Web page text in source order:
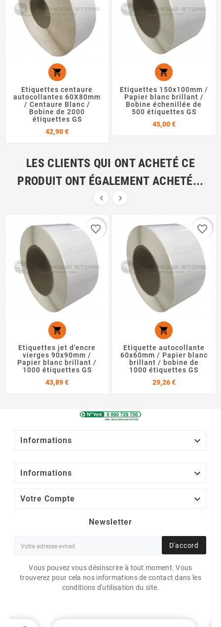

Etiquettes centaure
autocollantes 60X80mm
/ Centaure Blanc /
Bobine de 2000
étiquettes GS
42,90 €Prix

Etiquettes 150x100mm /
Papier blanc brillant /
Bobine échenillée de
500 étiquettes GS
45,00 €Prix
LES CLIENTS QUI ONT ACHETÉ CE
PRODUIT ONT ÉGALEMENT ACHETÉ...
 

Etiquettes jet d'encre
vierges 90x90mm /
Papier blanc brillant /
1000 étiquettes GS
43,89 €Prix
favorite_border

Etiquette autocollante
60x60mm / Papier blanc
brillant / bobine de
1000 étiquettes GS
29,26 €Prix
favorite_border
Informations 
Informations 
Votre Compte 
Newsletter
D'accord
Vous pouvez vous désinscrire à tout moment. Vous
trouverez pour cela nos informations de contact dans les
conditions d'utilisation du site.